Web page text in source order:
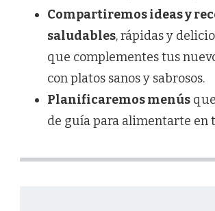
Compartiremos ideas y
saludables, rápidas y
que complementes tus
con platos sanos y sabrosos.
Planificaremos menús
de guía para alimentarte en